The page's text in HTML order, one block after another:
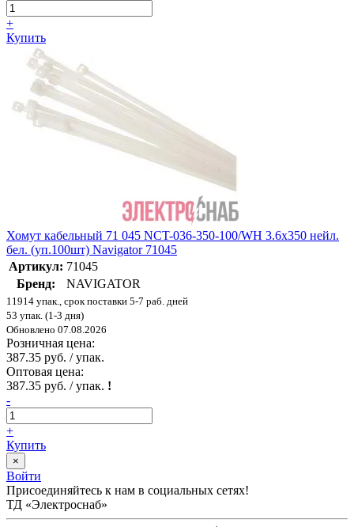
+
Купить
Хомут кабельный 71 045 NCT-036-350-100/WH 3.6х350 нейл.
бел. (уп.100шт) Navigator 71045
Артикул: 71045
Бренд:
NAVIGATOR
11914 упак., срок поставки 5-7 раб. дней
53 упак. (1-3 дня)
Обновлено 07.08.2026
Розничная цена:
387.35 руб. / упак.
Оптовая цена:
387.35 руб. / упак. !
-
+
Купить
×
Войти
Присоединяйтесь к нам в социальных сетях!
ТД «Электроснаб»